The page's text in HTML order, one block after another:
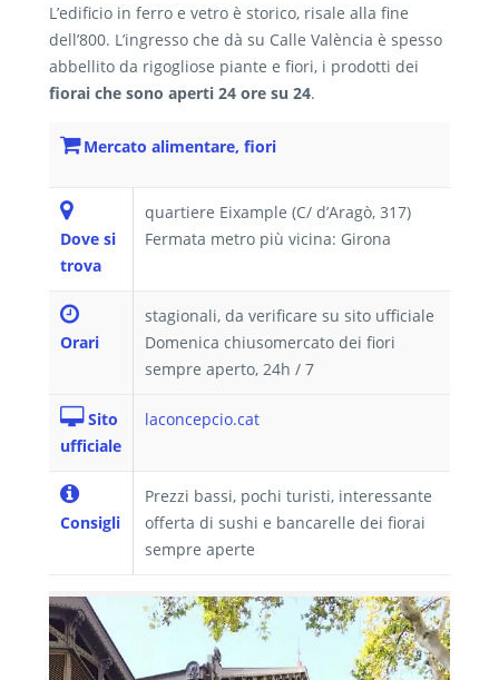
L’edificio in ferro e vetro è storico, risale alla fine
dell’800. L’ingresso che dà su Calle València è spesso
abbellito da rigogliose piante e fiori, i prodotti dei
fiorai che sono aperti 24 ore su 24.
Mercato alimentare, fiori
Dove si
trova
quartiere Eixample (C/ d’Aragò, 317)
Fermata metro più vicina: Girona
Orari
stagionali, da verificare su sito ufficiale
Domenica chiusomercato dei fiori
sempre aperto, 24h / 7
Sito
ufficiale
laconcepcio.cat
Consigli
Prezzi bassi, pochi turisti, interessante
offerta di sushi e bancarelle dei fiorai
sempre aperte